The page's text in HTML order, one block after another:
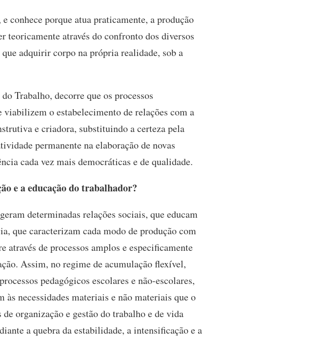
conhece porque atua praticamente, a produção
teoricamente através do confronto dos diversos
adquirir corpo na própria realidade, sob a
Trabalho, decorre que os processos
viabilizem o estabelecimento de relações com a
e criadora, substituindo a certeza pela
permanente na elaboração de novas
cada vez mais democráticas e de qualidade.
e a educação do trabalhador?
determinadas relações sociais, que educam
que caracterizam cada modo de produção com
através de processos amplos e especificamente
Assim, no regime de acumulação flexível,
pedagógicos escolares e não-escolares,
necessidades materiais e não materiais que o
organização e gestão do trabalho e de vida
a quebra da estabilidade, a intensificação e a